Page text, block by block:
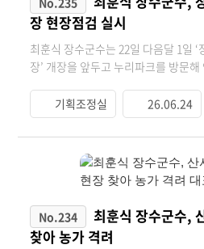
로 증명하기 위해 새로운 희망의 씨앗
다. 최 군수는 “앞으로 4년 오로지 군
로 증명하고 ‘군민을 섬기는 군수’, ‘
되겠다”며 “장수의 새로운 미래에 대
가겠다”고 역설했다. 최 군수는 10시
치고 11시 20분부터 군 출입기자단
제10대 장수군의회 개원식에 참석하
으로, 2022년부터 2031년까지 총 78
기, 임목 수확 등을 통해 지속가능한
다. 이번 협약에 따라 각 기관은 △장
재의 계획적 생산 및 공급 △MDF 등
장 안정화 등을 위해 상호 협력하기
러스는 국산 원목의 지속가능한 조달
실천의 일환으로 선도산림경영단지
다. 최훈식 군수는 “이번 협약은 산림
치를 함께 높이는 의미 있는 출발점이
산림경영단지가 지속가능한 산림경
수 있게 적극 지원하겠다”고 발혔다.
삼아 산림자원의 부가가치를 높이고,
할 수 있는 산림경영 환경 조성에 더욱
장 현장점검 실시
최훈식 장수군수는 22일 다음달 1일
장’ 개장을 앞두고 누리파크를 방문
적인 여름철을 맞아 이용객 안전 확
기 위해 마련됐다. 이날 최 군수는 물
설물 관리 상태를 비롯해 전기설비,
설 전반에 대한 운영 실태를 중점적으
놀이장 운영 과정에서 발생할 수 있는
을 위해 전기시설의 정상 작동 여부와
검하고, 비상상황 발생 시 신속한 대
반을 살폈다. 2023년 개장 이후 많은
파크 발물놀이장’은 다양한 물놀이 시
기획조정실 26.06.24
No.234
최훈식 장수군수,
찾아 농가 격려